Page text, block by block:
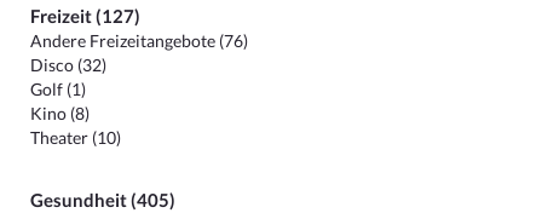
Freizeit (127)
Andere Freizeitangebote (76)
Disco (32)
Golf (1)
Kino (8)
Theater (10)
Gesundheit (405)